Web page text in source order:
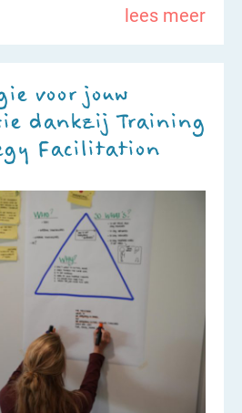
lees meer
voor jouw
dankzij Training
Facilitation